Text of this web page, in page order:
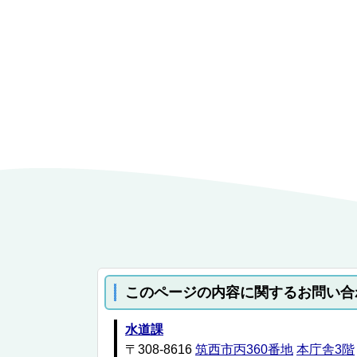
このページの内容に関するお問い
水道課
〒308-8616 筑西市丙360番地 本庁舎3階